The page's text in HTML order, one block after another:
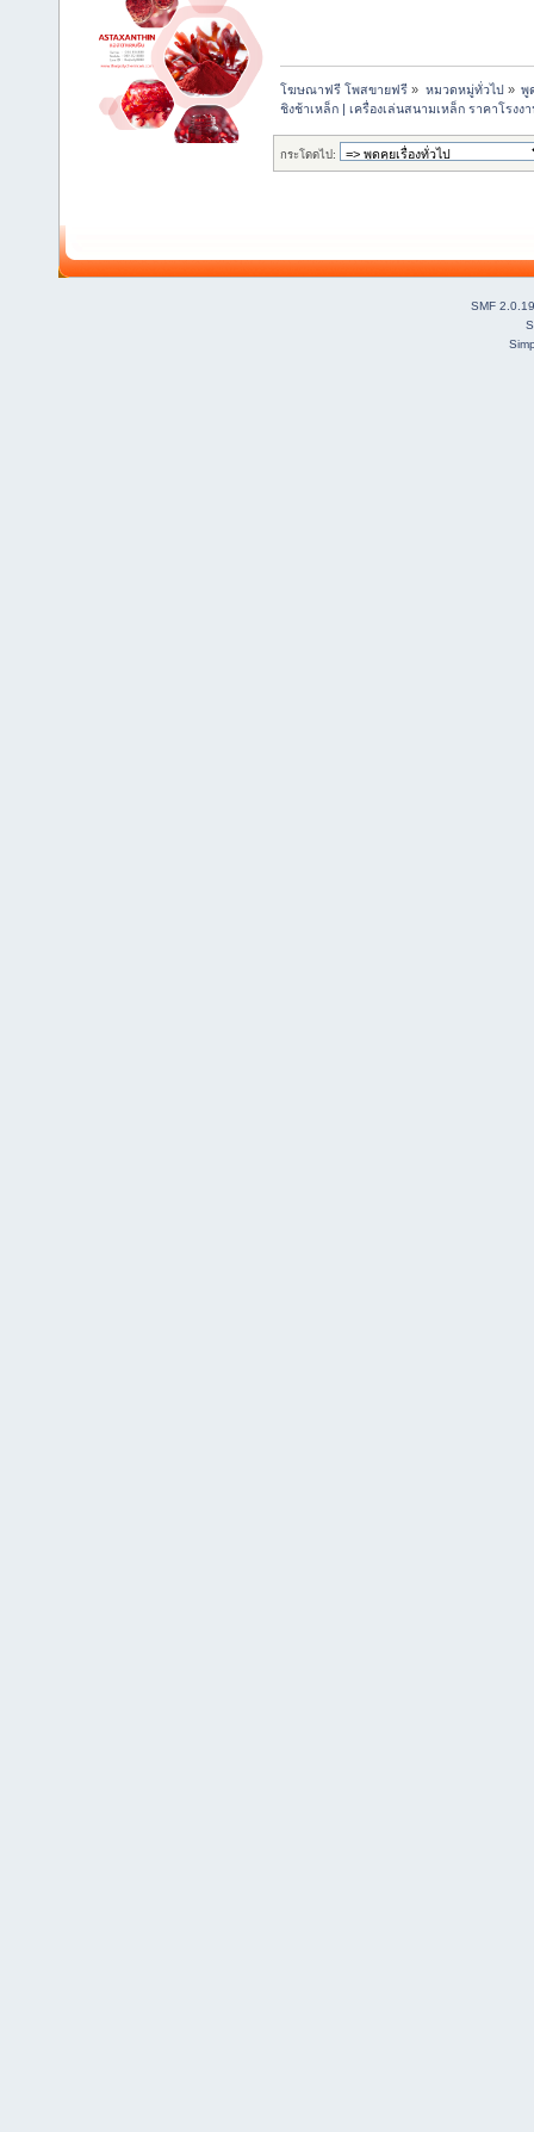
โฆษณาฟรี โพสขายฟรี » หมวดหมู่ทั่วไป » พู
ชิงช้าเหล็ก | เครื่องเล่นสนามเหล็ก ราคาโรง
กระโดดไป:
SMF 2.0.19